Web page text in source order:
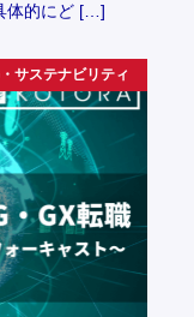
体的にど […]
サステナビリティ